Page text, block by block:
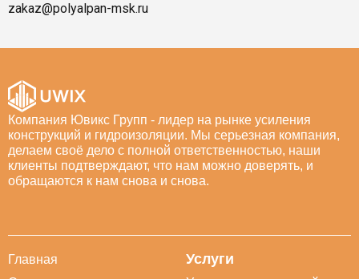
zakaz@polyalpan-msk.ru
Компания Ювикс Групп - лидер на рынке усиления
конструкций и гидроизоляции. Мы серьезная компания,
делаем своё дело с полной ответственностью, наши
клиенты подтверждают, что нам можно доверять, и
обращаются к нам снова и снова.
Главная
Услуги